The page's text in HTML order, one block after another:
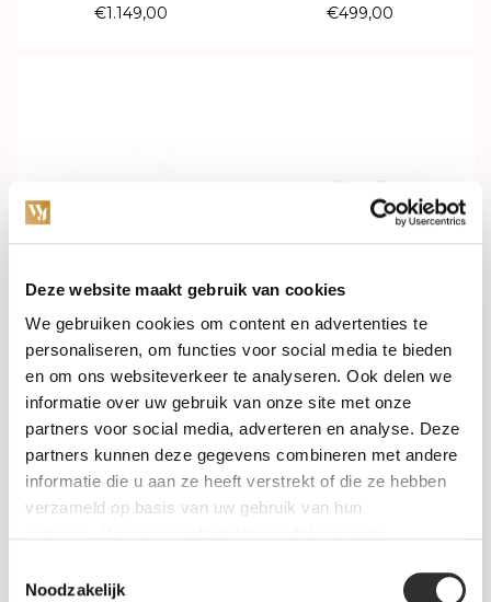
Deze website maakt gebruik van cookies
We gebruiken cookies om content en advertenties te
personaliseren, om functies voor social media te bieden
en om ons websiteverkeer te analyseren. Ook delen we
informatie over uw gebruik van onze site met onze
partners voor social media, adverteren en analyse. Deze
partners kunnen deze gegevens combineren met andere
informatie die u aan ze heeft verstrekt of die ze hebben
verzameld op basis van uw gebruik van hun
Noodzakelijk
€1.149,00 €499,00
In stock
Blush Oorstekers 14k
geelgoud met zirkonia
7128YZI
€169,00
In stock
Blush Oorstekers 14k
witgoud met zirkonia
7206WZI
€119,00